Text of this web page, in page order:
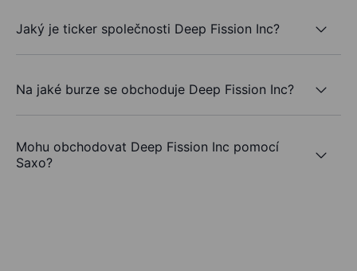
Jaký je ticker společnosti Deep Fission Inc?
Na jaké burze se obchoduje Deep Fission Inc?
Mohu obchodovat Deep Fission Inc pomocí
Saxo?